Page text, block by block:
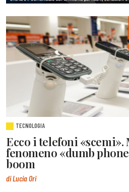
TECNOLOGIA
Ecco i telefoni
fenomeno «dumb
boom
di Lucia Ori